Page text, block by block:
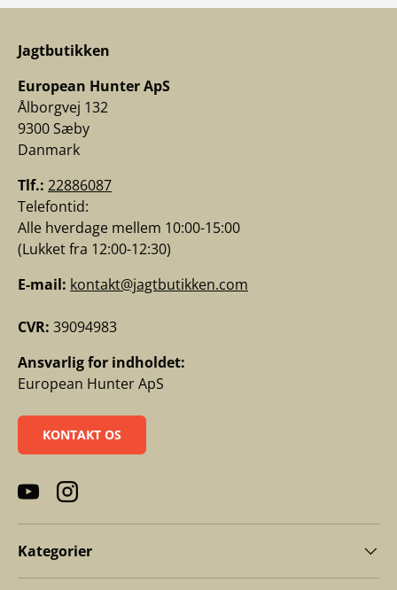
Jagtbutikken
European Hunter ApS
Ålborgvej 132
9300 Sæby
Danmark
Tlf.: 22886087
Telefontid:
Alle hverdage mellem 10:00-15:00
(Lukket fra 12:00-12:30)
E-mail: kontakt@jagtbutikken.com
CVR: 39094983
Ansvarlig for indholdet:
European Hunter ApS
KONTAKT OS
YouTubeInstagram
Kategorier